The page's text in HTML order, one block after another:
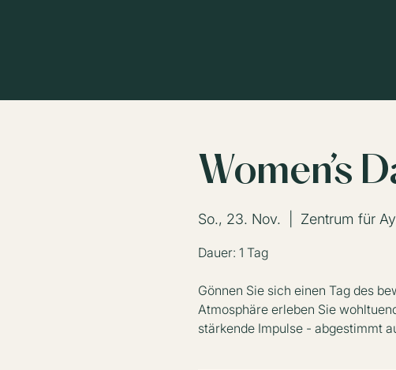
Women’s
So., 23. Nov. Zentrum für
Dauer: 1 Tag
Gönnen Sie sich einen Tag des
Atmosphäre erleben Sie
stärkende Impulse - abgestimmt